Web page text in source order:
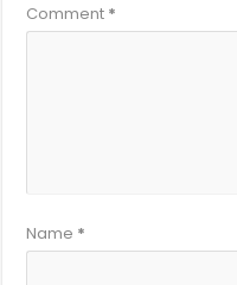
Comment *
Name *